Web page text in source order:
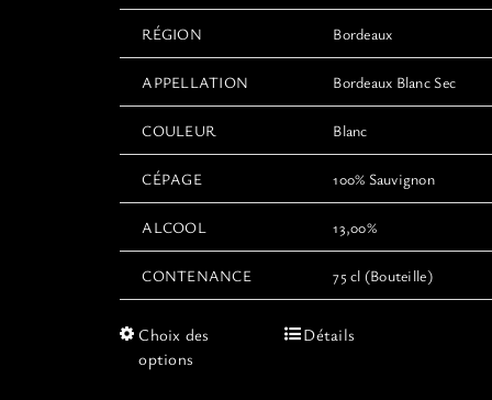
RÉGION Bordeaux
APPELLATION Bordeaux Blanc Sec
COULEUR Blanc
CÉPAGE 100% Sauvignon
ALCOOL 13,00%
CONTENANCE 75 cl (Bouteille)
Choix des
options
CeDétails